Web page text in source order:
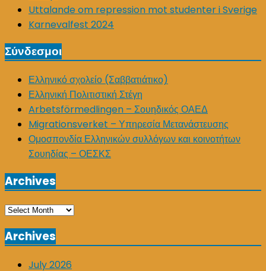
Uttalande om repression mot studenter i Sverige
Karnevalfest 2024
Σύνδεσμοι
Ελληνικό σχολείο (Σαββατιάτικο)
Ελληνική Πολιτιστική Στέγη
Arbetsförmedlingen – Σουηδικός ΟΑΕΔ
Migrationsverket – Υπηρεσία Μετανάστευσης
Ομοσπονδία Ελληνικών συλλόγων και κοινοτήτων
Σουηδίας – ΟΕΣΚΣ
Archives
Archives
Archives
July 2026